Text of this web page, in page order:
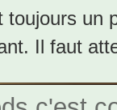
toujours un
Il faut